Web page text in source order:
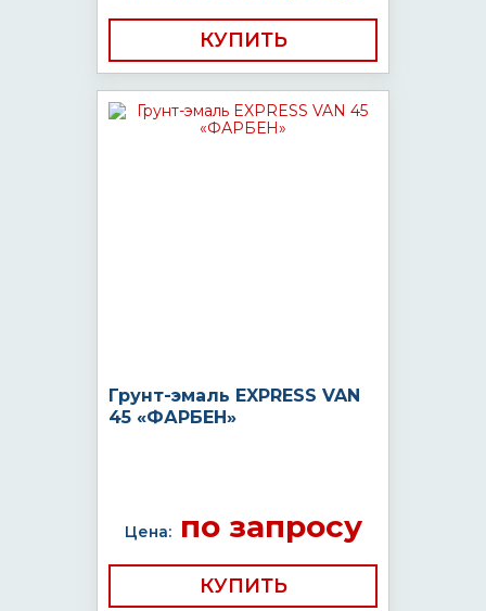
КУПИТЬ
Грунт-эмаль EXPRESS VAN
45 «ФАРБЕН»
Цена:по запросу
КУПИТЬ